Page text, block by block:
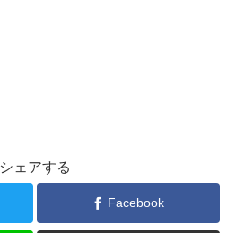
シェアする
Facebook